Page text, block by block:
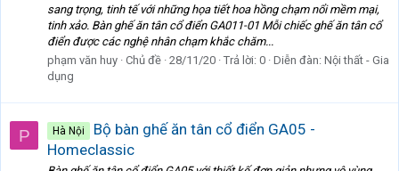
sang trọng, tinh tế với những họa tiết hoa hồng chạm nổi mềm mại,
tinh xảo. Bàn ghế ăn tân cổ điển GA011-01 Mỗi chiếc ghế ăn tân cổ
điển được các nghệ nhân chạm khắc chăm...
phạm văn huy Chủ đề 28/11/20 Trả lời: 0 Diễn đàn: Nội thất - Gia
dụng
P Hà Nội
Bộ bàn ghế ăn tân cổ điển GA05 -
Homeclassic